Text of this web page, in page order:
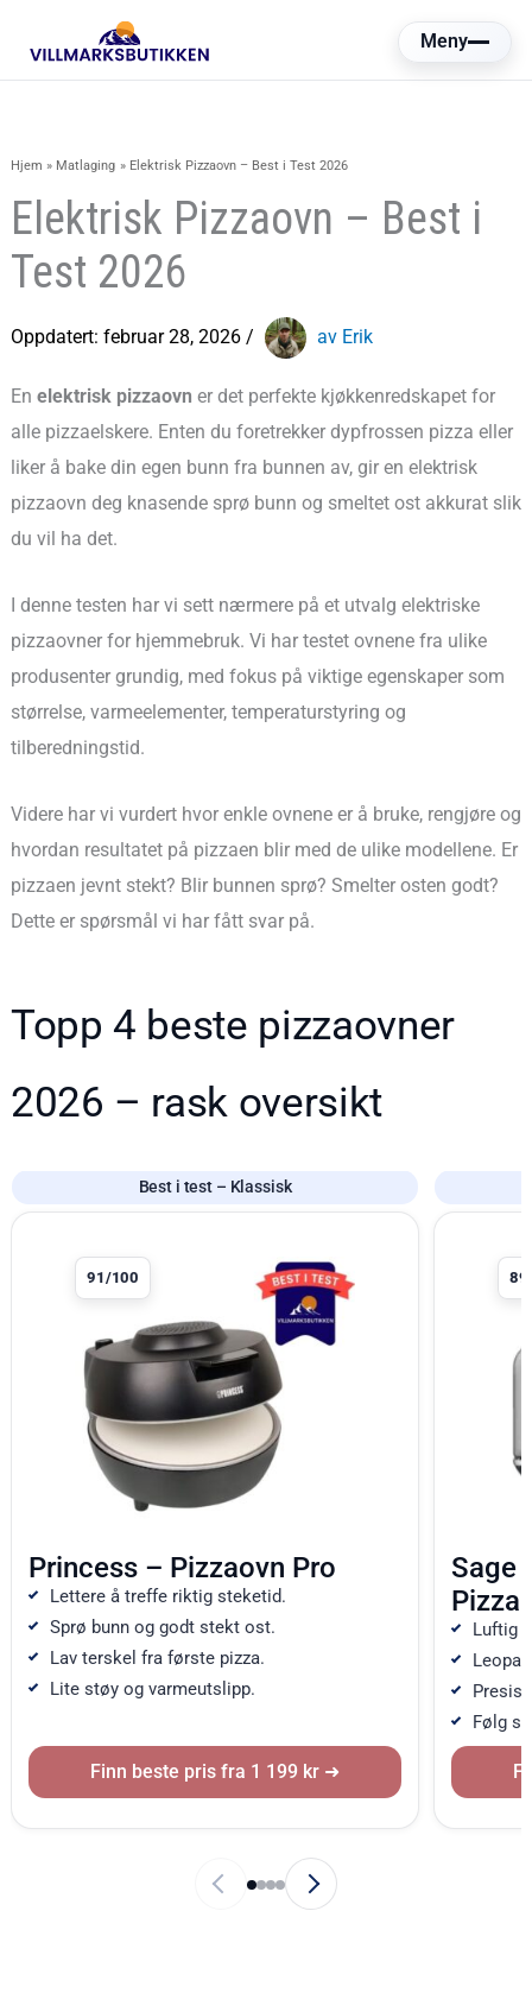
til
Meny
Hjem Matlaging Elektrisk Pizzaovn – Best i Test 2026
Elektrisk Pizzaovn – Best i
Test 2026
Oppdatert: februar 28, 2026/ av Erik
En elektrisk pizzaovn er det perfekte kjøkkenredskapet for
alle pizzaelskere. Enten du foretrekker dypfrossen pizza eller
liker å bake din egen bunn fra bunnen av, gir en elektrisk
pizzaovn deg knasende sprø bunn og smeltet ost akkurat slik
du vil ha det.
I denne testen har vi sett nærmere på et utvalg elektriske
pizzaovner for hjemmebruk. Vi har testet ovnene fra ulike
produsenter grundig, med fokus på viktige egenskaper som
størrelse, varmeelementer, temperaturstyring og
tilberedningstid.
Videre har vi vurdert hvor enkle ovnene er å bruke, rengjøre og
hvordan resultatet på pizzaen blir med de ulike modellene. Er
pizzaen jevnt stekt? Blir bunnen sprø? Smelter osten godt?
Dette er spørsmål vi har fått svar på.
Topp 4 beste pizzaovner
2026 – rask oversikt
Produkt 1 av 4
Best i test – Klassisk
91/100
Princess – Pizzaovn Pro
Lettere å treffe riktig steketid.
Sprø bunn og godt stekt ost.
Lav terskel fra første pizza.
Lite støy og varmeutslipp.
Finn beste pris fra 1 199 kr
Produkt 2
Sage
Luftig
Presis
Følg